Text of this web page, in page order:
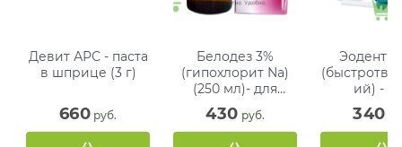
Девит АРС - паста
в шприце (3 г)
660 руб.
Белодез 3%
(гипохлорит Na)
(250 мл)- для
антисептической
обработки
корневых каналов
430 руб.
Эодент
ий) -
корневых
340